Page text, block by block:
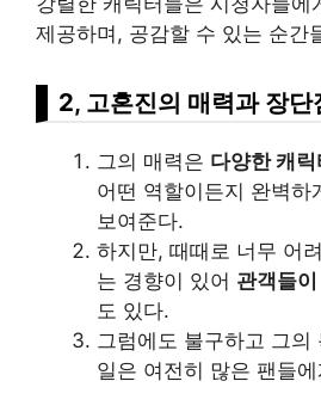
제공하며, 공감할 수 있는 순간
2, 고혼진의 매력과 장단
그의 매력은 다양한 캐
어떤 역할이든지 완벽하
보여준다.
하지만, 때때로 너무 어
는 경향이 있어 관객들이
도 있다.
그럼에도 불구하고 그의
일은 여전히 많은 팬들